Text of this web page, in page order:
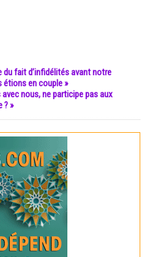
du fait d’infidélités avant notre
étions en couple »
avec nous, ne participe pas aux
? »